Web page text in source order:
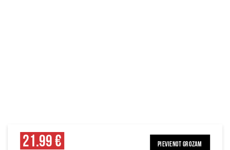
21.99 € PIEVIENOT GROZAM